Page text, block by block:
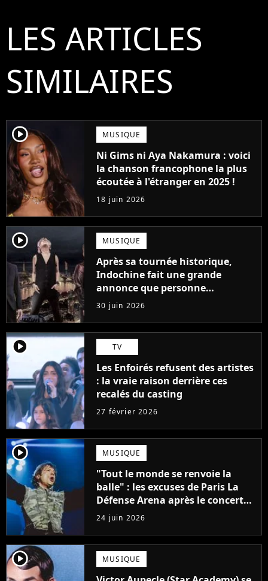
LES ARTICLES
SIMILAIRES
player2 MUSIQUE
Ni Gims ni Aya Nakamura : voici
la chanson francophone la plus
écoutée à l'étranger en 2025 !
18 juin 2026
player2 MUSIQUE
Après sa tournée historique,
Indochine fait une grande
annonce que personne
n'attendait
30 juin 2026
player2 TV
Les Enfoirés refusent des artistes
: la vraie raison derrière ces
recalés du casting
27 février 2026
player2 MUSIQUE
"Tout le monde se renvoie la
balle" : les excuses de Paris La
Défense Arena après le concert
interrompu d'Iron Maiden ne
passent pas
24 juin 2026
player2 MUSIQUE